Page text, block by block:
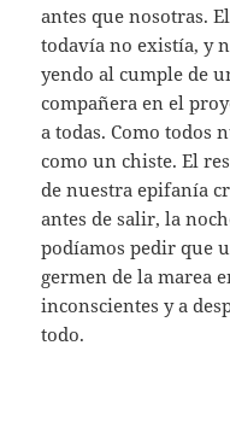
antes que nosotras.
todavía no existía, y
yendo al cumple de
compañera en el
a todas. Como todos
como un chiste. El
de nuestra epifanía
antes de salir, la
podíamos pedir que
germen de la marea
inconscientes y a
todo.